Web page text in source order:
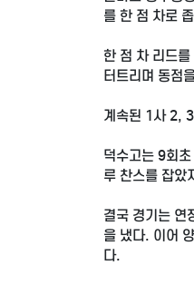
를 한 점 차로
한 점 차 리드
터트리며 동점
계속된 1사 2,
덕수고는 9회
루 찬스를 잡았
결국 경기는 연
을 냈다. 이어
다.